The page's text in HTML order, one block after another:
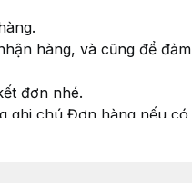
hàng, và cũng để đảm
đơn nhé.
ghi chú Đơn hàng nếu có